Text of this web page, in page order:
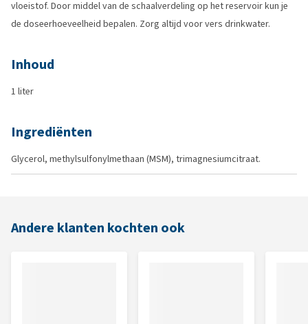
vloeistof. Door middel van de schaalverdeling op het reservoir kun je
de doseerhoeveelheid bepalen. Zorg altijd voor vers drinkwater.
Inhoud
1 liter
Ingrediënten
Glycerol, methylsulfonylmethaan (MSM), trimagnesiumcitraat.
Andere klanten kochten ook